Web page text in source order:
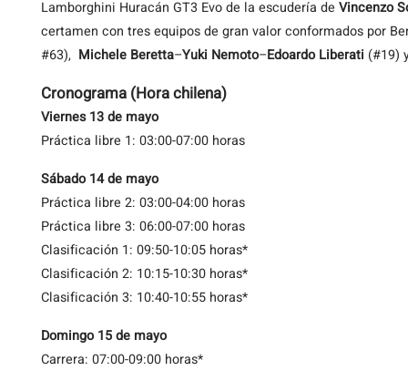
Lamborghini Huracán GT3 Evo de la escudería de Vincenzo
certamen con tres equipos de gran valor conformados por
#63), Michele Beretta–Yuki Nemoto–Edoardo Liberati (#19)
Cronograma (Hora chilena)
Viernes 13 de mayo
Práctica libre 1: 03:00-07:00 horas
Sábado 14 de mayo
Práctica libre 2: 03:00-04:00 horas
Práctica libre 3: 06:00-07:00 horas
Clasificación 1: 09:50-10:05 horas*
Clasificación 2: 10:15-10:30 horas*
Clasificación 3: 10:40-10:55 horas*
Domingo 15 de mayo
Carrera: 07:00-09:00 horas*